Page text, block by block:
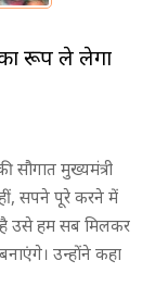
का रूप ले लेगा
सौगात मुख्यमंत्री
सपने पूरे करने में
है उसे हम सब मिलकर
उन्होंने कहा